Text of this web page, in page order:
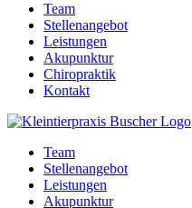
Team
Stellenangebot
Leistungen
Akupunktur
Chiropraktik
Kontakt
Team
Stellenangebot
Leistungen
Akupunktur